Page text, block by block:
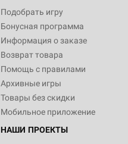
Подобрать игру
Бонусная программа
Информация о заказе
Возврат товара
Помощь с правилами
Архивные игры
Товары без скидки
Мобильное приложение
НАШИ ПРОЕКТЫ